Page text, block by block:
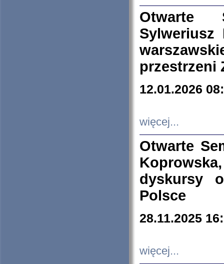
Otwarte
Sylweriusz
przestrzeni
12.01.2026
więcej...
Otwarte
dyskursy
Polsce
28.11.2025
więcej...